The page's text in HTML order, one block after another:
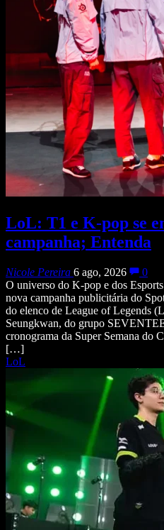
LoL: T1 e K-pop se
campanha; Entenda
Nicole Pereira 6 ago, 2026
0
O universo do K-pop e dos
nova campanha publicitária do
do elenco de League of Legends
Seungkwan, do grupo
cronograma da Super Semana
[…]
LoL